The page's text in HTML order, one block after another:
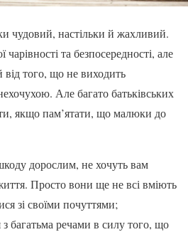
чудовий, настільки й жахливий.
чарівності та безпосередності, але
від того, що не виходить
Але багато батьківських
якщо пам’ятати, що малюки до
дорослим, не хочуть вам
Просто вони ще не всі вміють
зі своїми почуттями;
багатьма речами в силу того, що